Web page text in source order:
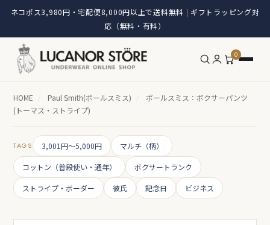
ネコポス3,980円・宅配便8,000円以上で送料無料 | ギフトラッピング対
応（無料・有料）
0
HOME / Paul Smith(ポールスミス) /
ポールスミス：ボクサーパンツ
(トーマス・ストライプ)
TAGS 3,001円～5,000円 マルチ（柄）
コットン（普段使い・通年） ボクサートランク
ストライプ・ボーダー 彼氏 記念日 ビジネス